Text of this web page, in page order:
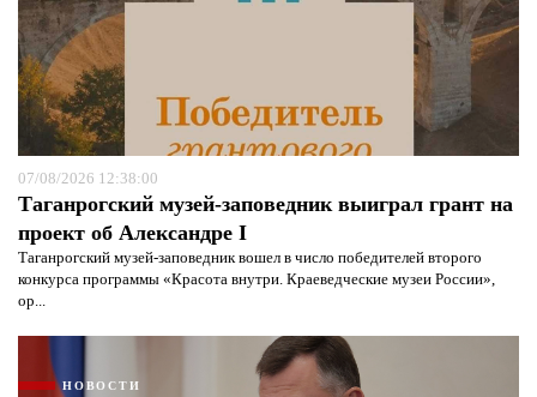
07/08/2026 12:38:00
Таганрогский музей-заповедник выиграл грант на
проект об Александре I
Таганрогский музей-заповедник вошел в число победителей второго
конкурса программы «Красота внутри. Краеведческие музеи России»,
ор...
НОВОСТИ